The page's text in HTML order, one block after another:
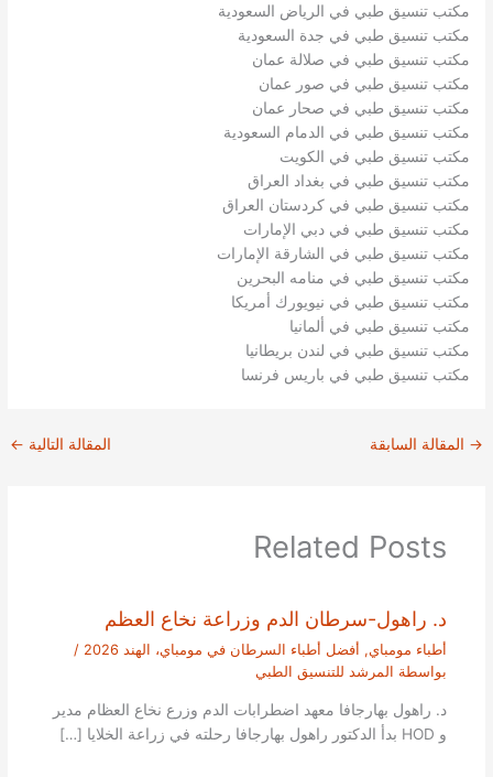
مكتب تنسيق طبي في الرياض السعودية
مكتب تنسيق طبي في جدة السعودية
مكتب تنسيق طبي في صلالة عمان
مكتب تنسيق طبي في صور عمان
مكتب تنسيق طبي في صحار عمان
مكتب تنسيق طبي في الدمام السعودية
مكتب تنسيق طبي في الكويت
مكتب تنسيق طبي في بغداد العراق
مكتب تنسيق طبي في كردستان العراق
مكتب تنسيق طبي في دبي الإمارات
مكتب تنسيق طبي في الشارقة الإمارات
مكتب تنسيق طبي في منامه البحرين
مكتب تنسيق طبي في نيويورك أمريكا
مكتب تنسيق طبي في ألمانيا
مكتب تنسيق طبي في لندن بريطانيا
مكتب تنسيق طبي في باريس فرنسا
→ المقالة السابقة المقالة التالية ←
Related Posts
د. راهول-سرطان الدم وزراعة نخاع العظم
أطباء مومباي, أفضل أطباء السرطان في مومباي، الهند 2026
/
بواسطة المرشد للتنسيق الطبي
د. راهول بهارجافا معهد اضطرابات الدم وزرع نخاع العظام مدير
و HOD بدأ الدكتور راهول بهارجافا رحلته في زراعة الخلايا […]